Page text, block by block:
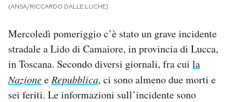
SHOP
CALENDARIO
AREA PERSONALE
(ANSA/RICCARDO DALLE LUCHE)
Mercoledì pomeriggio c’è stato un grave incidente
stradale a Lido di Camaiore, in provincia di Lucca,
in Toscana. Secondo diversi giornali, fra cui la
Nazionee Repubblica, ci sono almeno due morti e
sei feriti. Le informazioni sull’incidente sono